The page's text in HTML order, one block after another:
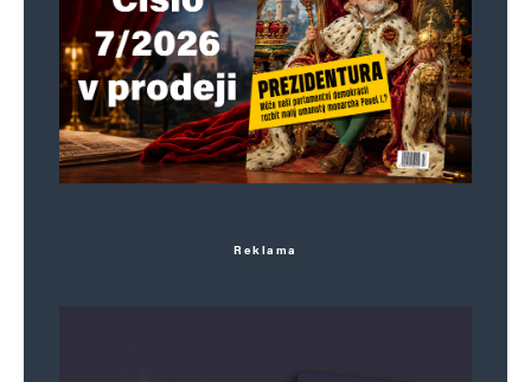
web a sledovat „správné a demokraticky
vyvážené“ časopisy a media.
Napsat komentář
Reklama